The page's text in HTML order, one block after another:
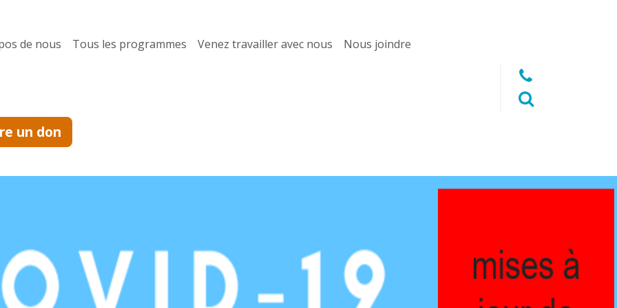
de nous Tous les programmes Venez travailler avec nous Nous joindre
un don